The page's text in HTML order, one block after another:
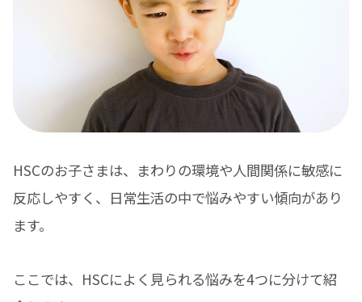
HSCのお子さまは、まわりの環境や人間関係に敏感に
反応しやすく、日常生活の中で悩みやすい傾向があり
ます。
ここでは、HSCによく見られる悩みを4つに分けて紹